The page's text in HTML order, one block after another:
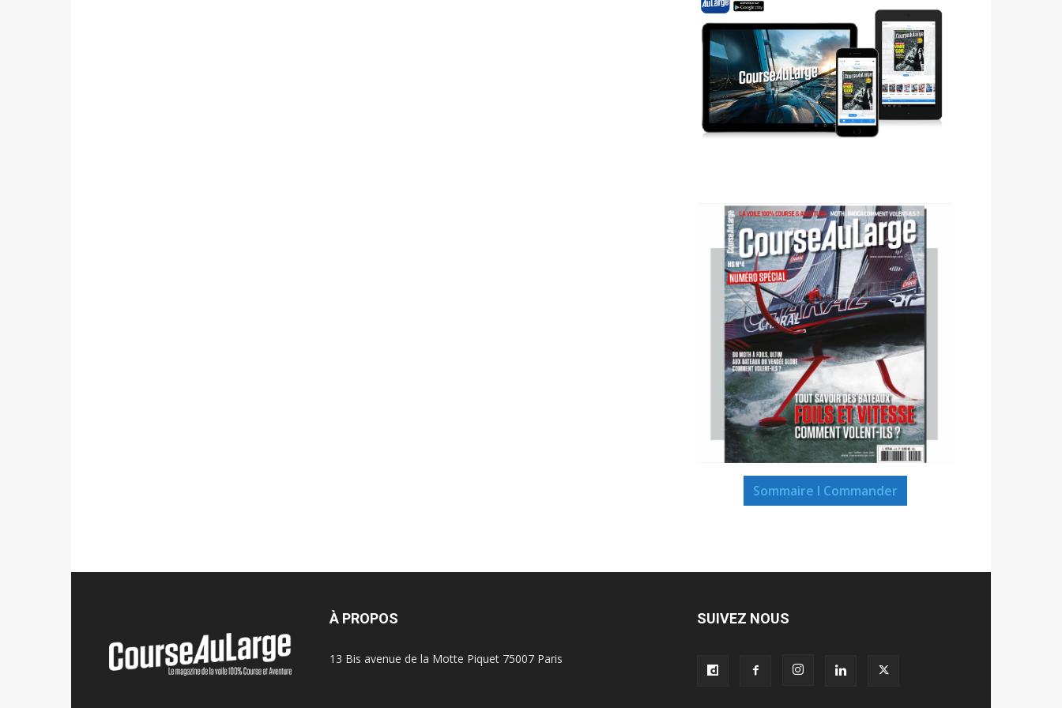
Sommaire I Commander
À PROPOS
13 Bis avenue de la Motte Piquet 75007 Paris
SUIVEZ NOUS